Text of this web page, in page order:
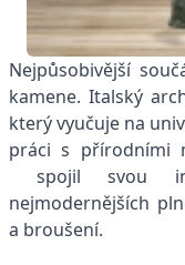
Nejpůsobivější
kamene. Italský
který vyučuje na
práci s přírodními
spojil svou
nejmodernějších
a broušení.